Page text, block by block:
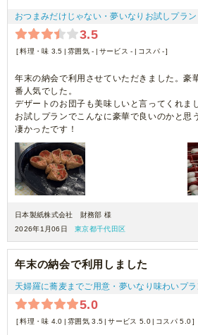
おつまみだけじゃない・夢いなりお試しプラン
3.5
料理・味 3.5 雰囲気 - サービス - コスパ -
年末の納会で利用させていただきました。豪
番人気でした。
デザートのお団子も美味しいと言ってくれま
お試しプランでこんなに豪華で良いのかと思
凄かったです！
日本製紙株式会社 財務部 様
2026年1月06日
東京都千代田区
年末の納会で利用しました
天婦羅に蕎麦までご用意・夢いなり味わいプラ
5.0
料理・味 4.0 雰囲気 3.5 サービス 5.0 コスパ 5.0